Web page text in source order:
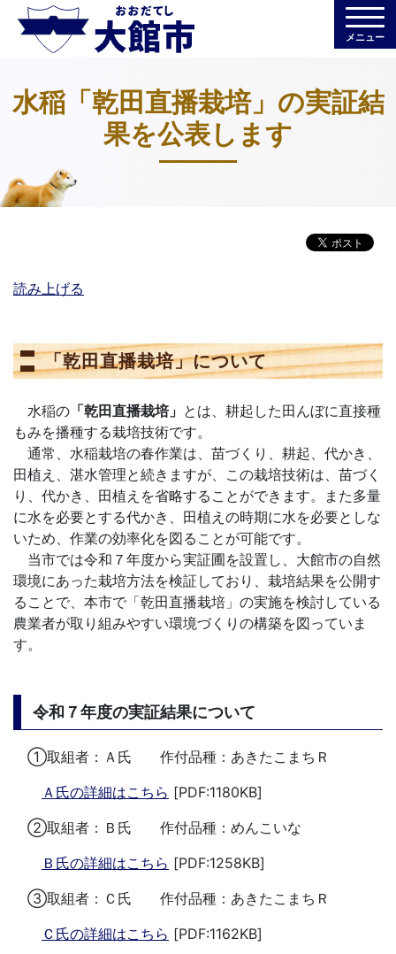
メニュー
水稲「乾田直播栽培」の実証結
果を公表します
読み上げる
「乾田直播栽培」について
水稲の 「乾田直播栽培」 とは、耕起した田んぼに直接種
もみを播種する栽培技術です。
通常、水稲栽培の春作業は、苗づくり、耕起、代かき、
田植え、湛水管理と続きますが、この栽培技術は、苗づく
り、代かき、田植えを省略することができます。また多量
に水を必要とする代かき、田植えの時期に水を必要としな
いため、作業の効率化を図ることが可能です。
当市では令和７年度から実証圃を設置し、大館市の自然
環境にあった栽培方法を検証しており、栽培結果を公開す
ることで、本市で「乾田直播栽培」の実施を検討している
農業者が取り組みやすい環境づくりの構築を図っていま
す。
令和７年度の実証結果について
①取組者：Ａ氏 作付品種：あきたこまちＲ
Ａ氏の詳細はこちら [PDF:1180KB]
②取組者：Ｂ氏 作付品種：めんこいな
Ｂ氏の詳細はこちら [PDF:1258KB]
③取組者：Ｃ氏 作付品種：あきたこまちＲ
Ｃ氏の詳細はこちら [PDF:1162KB]